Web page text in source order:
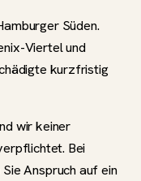
Süden.
Viertel und
kurzfristig
wir keiner
Bei
Anspruch auf ein